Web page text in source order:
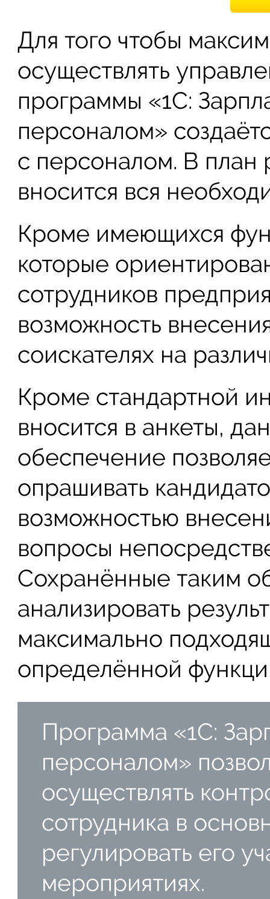
Для того чтобы
осуществлять
программы «1С:
персоналом»
с персоналом. В план
вносится вся
Кроме имеющихся
которые
сотрудников
возможность
соискателях на
Кроме стандартной
вносится в анкеты,
обеспечение
опрашивать
возможностью
вопросы
Сохранённые таким
анализировать
максимально
определённой
Программа «1С:
персоналом»
осуществлять
сотрудника в
регулировать его
мероприятиях.